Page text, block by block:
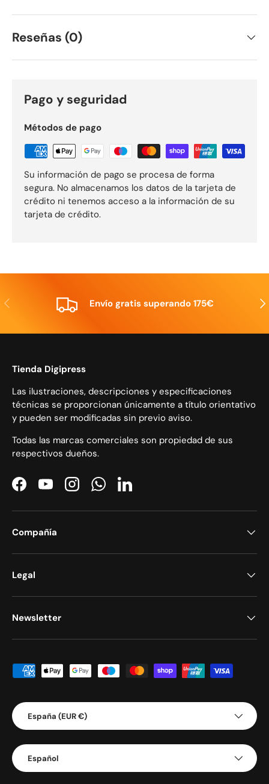
Reseñas (0)
Pago y seguridad
Métodos de pago
Su información de pago se procesa de forma
segura. No almacenamos los datos de la tarjeta de
crédito ni tenemos acceso a la información de su
tarjeta de crédito.
Anterior Envío gratis superando 175€
Tienda Digipress
Las ilustraciones, descripciones y especificaciones
técnicas se proporcionan únicamente a título orientativo
y pueden ser modificadas sin previo aviso.
Todas las marcas comerciales son propiedad de sus
respectivos dueños.
FacebookYouTubeInstagramWhatsAppLinkedIn
Compañía
Legal
Newsletter
Formas de pago aceptadas
País/Región
España (EUR €)
Idioma
Español